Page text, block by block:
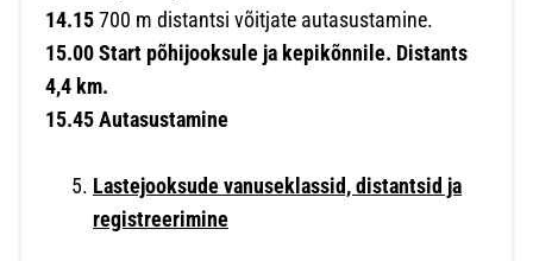
14.15700 m distantsi võitjate autasustamine.
15.00 Start põhijooksule ja kepikõnnile. Distants
4,4 km.
15.45 Autasustamine
Lastejooksude vanuseklassid, distantsid ja
registreerimine